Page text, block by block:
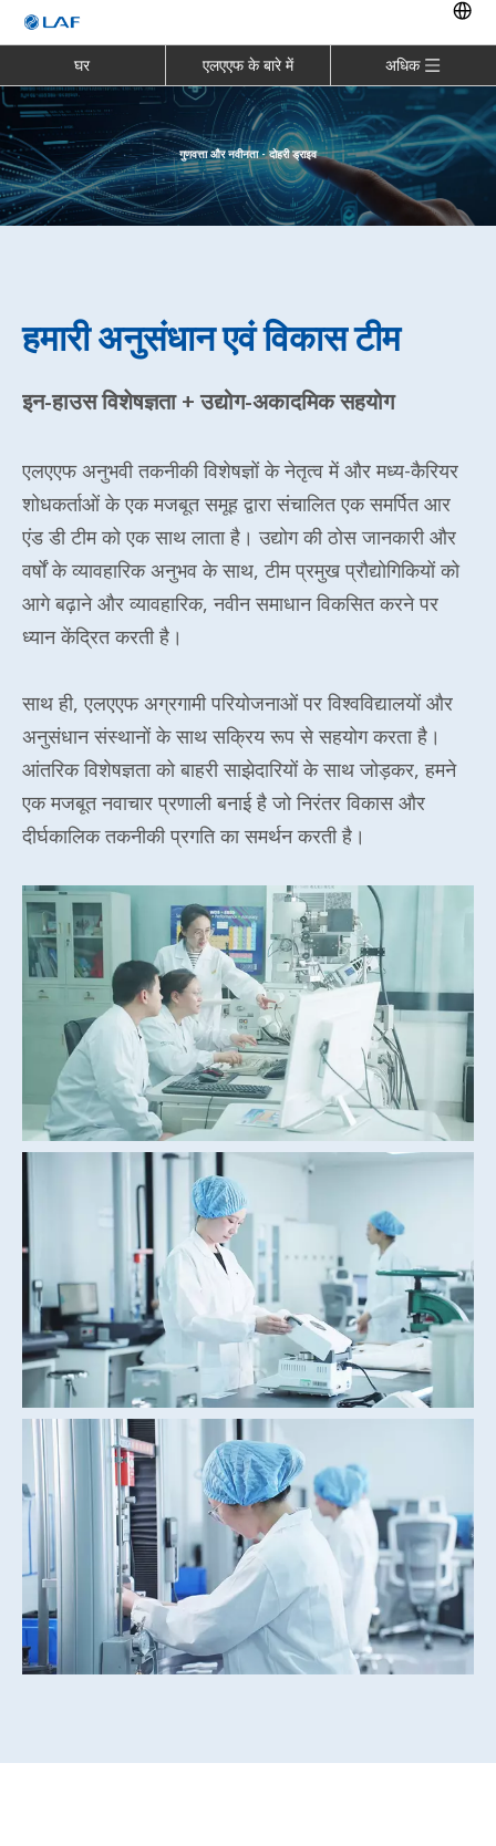
घर एलएएफ के बारे में अधिक
गुणवत्ता और नवीनता - दोहरी ड्राइव
हमारी अनुसंधान एवं विकास टीम
इन-हाउस विशेषज्ञता + उद्योग-अकादमिक सहयोग
एलएएफ अनुभवी तकनीकी विशेषज्ञों के नेतृत्व में और मध्य-कैरियर
शोधकर्ताओं के एक मजबूत समूह द्वारा संचालित एक समर्पित आर
एंड डी टीम को एक साथ लाता है। उद्योग की ठोस जानकारी और
वर्षों के व्यावहारिक अनुभव के साथ, टीम प्रमुख प्रौद्योगिकियों को
आगे बढ़ाने और व्यावहारिक, नवीन समाधान विकसित करने पर
ध्यान केंद्रित करती है।
साथ ही, एलएएफ अग्रगामी परियोजनाओं पर विश्वविद्यालयों और
अनुसंधान संस्थानों के साथ सक्रिय रूप से सहयोग करता है।
आंतरिक विशेषज्ञता को बाहरी साझेदारियों के साथ जोड़कर, हमने
एक मजबूत नवाचार प्रणाली बनाई है जो निरंतर विकास और
दीर्घकालिक तकनीकी प्रगति का समर्थन करती है।